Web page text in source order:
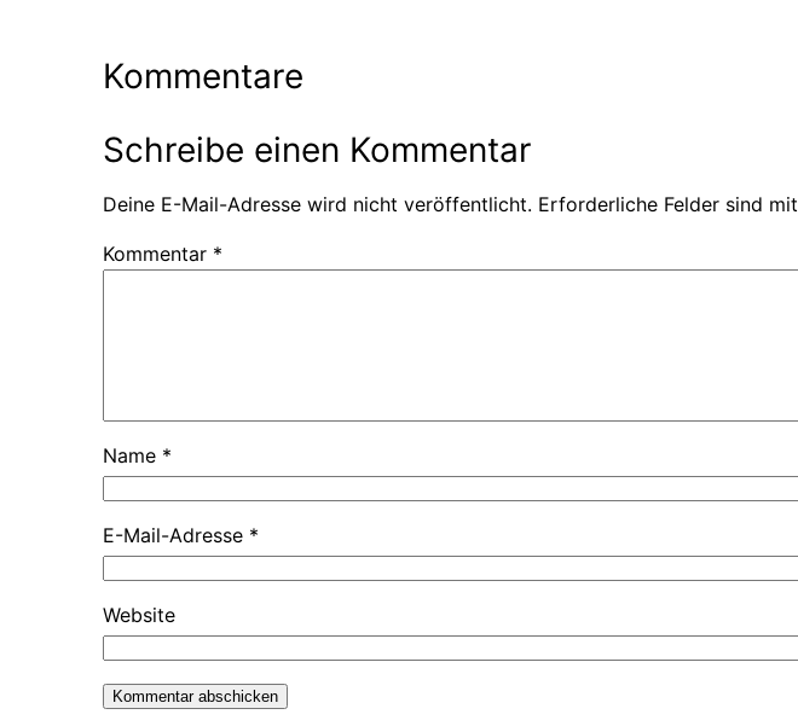
Kommentare
Schreibe einen Kommentar
Deine E-Mail-Adresse wird nicht veröffentlicht. Erforderliche Felder sind mit
Kommentar *
Name *
E-Mail-Adresse *
Website